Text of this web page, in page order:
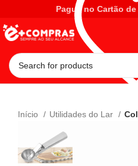
Pague no Cartão
Início Utilidades do Lar